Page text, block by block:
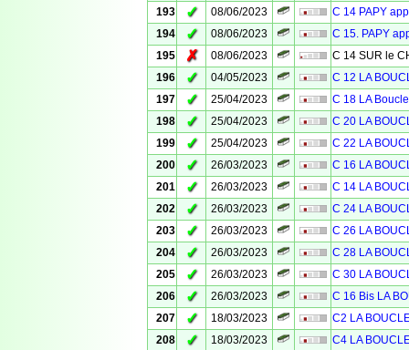
193
✓ 08/06/2023
C 14 PAPY
194
✓ 08/06/2023
C 15. PAPY
195
✗ 08/06/2023
C 14 SUR le
196
✓ 04/05/2023
C 12 LA
197
✓ 25/04/2023
C 18 LA
198
✓ 25/04/2023
C 20 LA
199
✓ 25/04/2023
C 22 LA
200
✓ 26/03/2023
C 16 LA
201
✓ 26/03/2023
C 14 LA
202
✓ 26/03/2023
C 24 LA
203
✓ 26/03/2023
C 26 LA
204
✓ 26/03/2023
C 28 LA
205
✓ 26/03/2023
C 30 LA
206
✓ 26/03/2023
C 16 Bis LA
207
✓ 18/03/2023
C2 LA
208
✓ 18/03/2023
C4 LA